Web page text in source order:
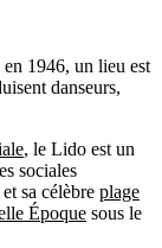
en 1946, un lieu est
danseurs,
, le Lido est un
sociales
et sa célèbre plage
Époque sous le